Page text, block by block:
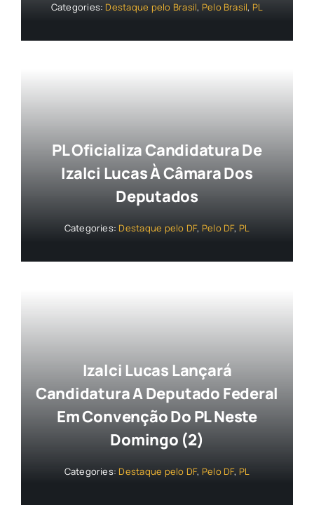
Categories: Destaque pelo Brasil, Pelo Brasil, PL
PL Oficializa Candidatura De
Izalci Lucas À Câmara Dos
Deputados
Categories: Destaque pelo DF, Pelo DF, PL
Izalci Lucas Lançará
Candidatura A Deputado Federal
Em Convenção Do PL Neste
Domingo (2)
Categories: Destaque pelo DF, Pelo DF, PL